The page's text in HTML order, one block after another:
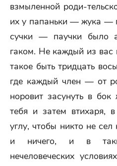
взмыленной роди-
их у папаньки — жука —
сучки — паучки было
гаком. Не каждый из вас
такое быть тридцать
где каждый член — от
норовит засунуть в
тебя и затем втихаря,
углу, чтобы никто не
и ничего, и в
нечеловеческих